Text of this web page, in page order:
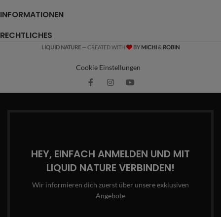
INFORMATIONEN
RECHTLICHES
LIQUID NATURE — CREATED WITH BY MICHI& ROBIN
Cookie Einstellungen
HEY, EINFACH ANMELDEN UND MIT
LIQUID NATURE VERBINDEN!
Wir informieren dich zuerst über unsere exklusiven
Angebote